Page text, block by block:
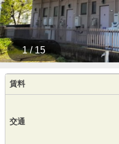
1 / 15
賃料
交通